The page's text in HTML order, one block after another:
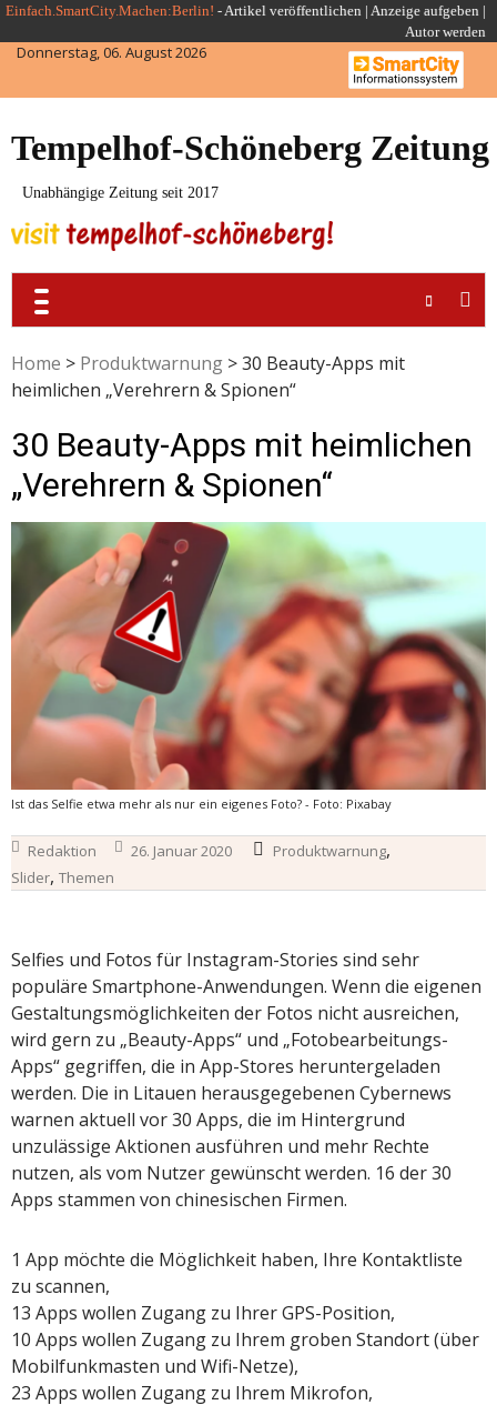
Skip
to
content
Einfach.SmartCity.Machen:Berlin! -Artikel veröffentlichen | Anzeige aufgeben |
Autor werden
Donnerstag, 06. August 2026
Tempelhof-Schöneberg Zeitung
Unabhängige Zeitung seit 2017
Home > Produktwarnung >30 Beauty-Apps mit
heimlichen „Verehrern & Spionen“
30 Beauty-Apps mit heimlichen
„Verehrern & Spionen“
Ist das Selfie etwa mehr als nur ein eigenes Foto? - Foto: Pixabay
Redaktion 26. Januar 2020 Produktwarnung,
Slider, Themen
Selfies und Fotos für Instagram-Stories sind sehr
populäre Smartphone-Anwendungen. Wenn die eigenen
Gestaltungsmöglichkeiten der Fotos nicht ausreichen,
wird gern zu „Beauty-Apps“ und „Fotobearbeitungs-
Apps“ gegriffen, die in App-Stores heruntergeladen
werden. Die in Litauen herausgegebenen Cybernews
warnen aktuell vor 30 Apps, die im Hintergrund
unzulässige Aktionen ausführen und mehr Rechte
nutzen, als vom Nutzer gewünscht werden. 16 der 30
Apps stammen von chinesischen Firmen.
1 App möchte die Möglichkeit haben, Ihre Kontaktliste
zu scannen,
13 Apps wollen Zugang zu Ihrer GPS-Position,
10 Apps wollen Zugang zu Ihrem groben Standort (über
Mobilfunkmasten und Wifi-Netze),
23 Apps wollen Zugang zu Ihrem Mikrofon,